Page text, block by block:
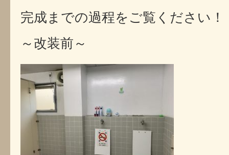
完成までの過程をご覧ください！
～改装前～